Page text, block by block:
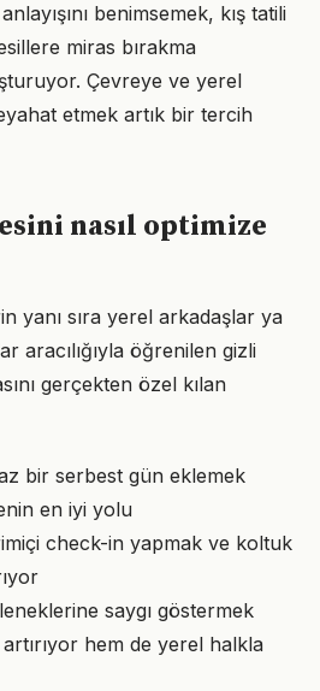
benimsemek, kış tatili
miras bırakma
Çevreye ve yerel
etmek artık bir tercih
nasıl optimize
yanı sıra yerel arkadaşlar ya
aracılığıyla öğrenilen gizli
gerçekten özel kılan
az bir serbest gün eklemek
en iyi yolu
check-in yapmak ve koltuk
saygı göstermek
hem de yerel halkla